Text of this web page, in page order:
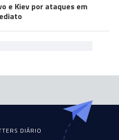
e Kiev por ataques em
DIÁRIO